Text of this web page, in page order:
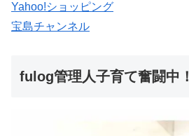
Yahoo!ショッピング
宝島チャンネル
fulog管理人子育て奮闘中！